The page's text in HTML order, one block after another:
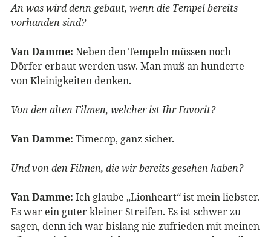
An was wird denn gebaut, wenn die Tempel bereits
vorhanden sind?
Van Damme: Neben den Tempeln müssen noch
Dörfer erbaut werden usw. Man muß an hunderte
von Kleinigkeiten denken.
Von den alten Filmen, welcher ist Ihr Favorit?
Van Damme: Timecop, ganz sicher.
Und von den Filmen, die wir bereits gesehen haben?
Van Damme: Ich glaube „Lionheart“ ist mein liebster.
Es war ein guter kleiner Streifen. Es ist schwer zu
sagen, denn ich war bislang nie zufrieden mit meinen